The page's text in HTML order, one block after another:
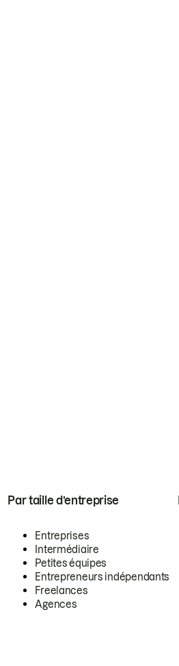
Par taille d’entreprise
Entreprises
Intermédiaire
Petites équipes
Entrepreneurs indépendants
Freelances
Agences